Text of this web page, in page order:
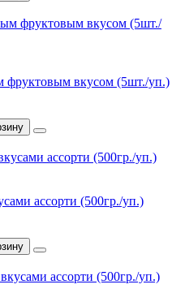
фруктовым вкусом (5шт./уп.)
ассорти (500гр./уп.)